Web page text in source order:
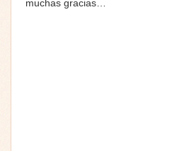
muchas gracias…